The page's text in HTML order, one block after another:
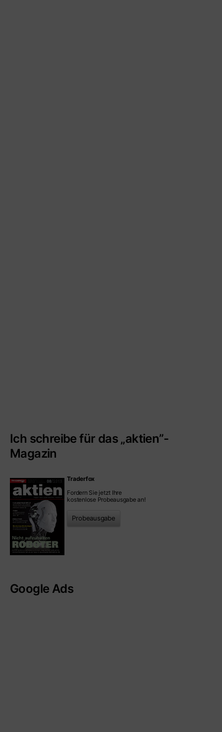
Ich schreibe für das „aktien”-
Magazin
Traderfox
Fordern Sie jetzt Ihre
kostenlose Probeausgabe an!
Probeausgabe
Google Ads